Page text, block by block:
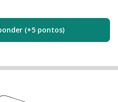
(+5 pontos)